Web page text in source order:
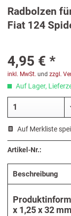
Radbolzen
Fiat 124
4,95 € *
inkl. MwSt. und zzgl.
Auf Lager,
Auf Merkliste
Artikel-Nr.:
Beschreibung
x 1,25 x 32